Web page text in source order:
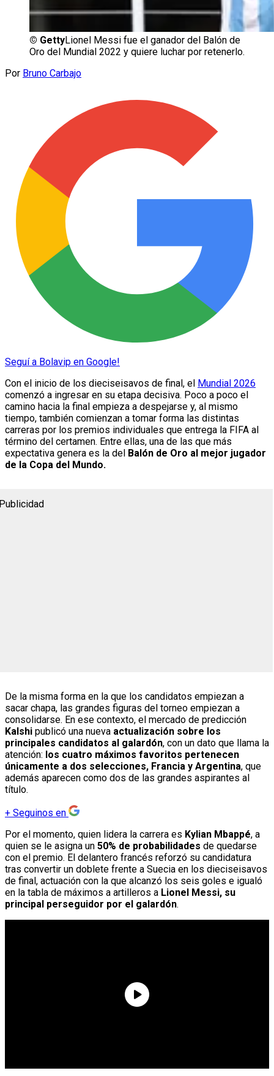
© GettyLionel Messi fue el ganador del Balón de
Oro del Mundial 2022 y quiere luchar por retenerlo.
Por Bruno Carbajo
Seguí a Bolavip en Google!
Con el inicio de los dieciseisavos de final, el Mundial 2026
comenzó a ingresar en su etapa decisiva. Poco a poco el
camino hacia la final empieza a despejarse y, al mismo
tiempo, también comienzan a tomar forma las distintas
carreras por los premios individuales que entrega la FIFA al
término del certamen. Entre ellas, una de las que más
expectativa genera es la del Balón de Oro al mejor jugador
de la Copa del Mundo.
De la misma forma en la que los candidatos empiezan a
sacar chapa, las grandes figuras del torneo empiezan a
consolidarse. En ese contexto, el mercado de predicción
Kalshi publicó una nueva actualización sobre los
principales candidatos al galardón, con un dato que llama la
atención: los cuatro máximos favoritos pertenecen
únicamente a dos selecciones, Francia y Argentina, que
además aparecen como dos de las grandes aspirantes al
título.
+ Seguinos en
Por el momento, quien lidera la carrera es Kylian Mbappé, a
quien se le asigna un 50% de probabilidades de quedarse
con el premio. El delantero francés reforzó su candidatura
tras convertir un doblete frente a Suecia en los dieciseisavos
de final, actuación con la que alcanzó los seis goles e igualó
en la tabla de máximos a artilleros a Lionel Messi, su
principal perseguidor por el galardón.